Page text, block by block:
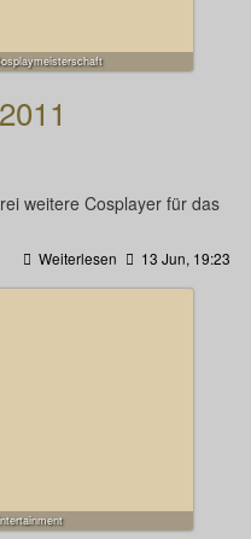
weitere Cosplayer für das
Weiterlesen 13 Jun, 19:23